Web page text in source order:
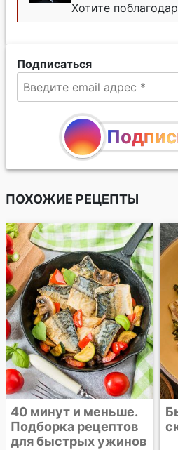
Хотите
Подписаться
ПОХОЖИЕ РЕЦЕПТЫ
Быстрая пикатта из
скумбрии